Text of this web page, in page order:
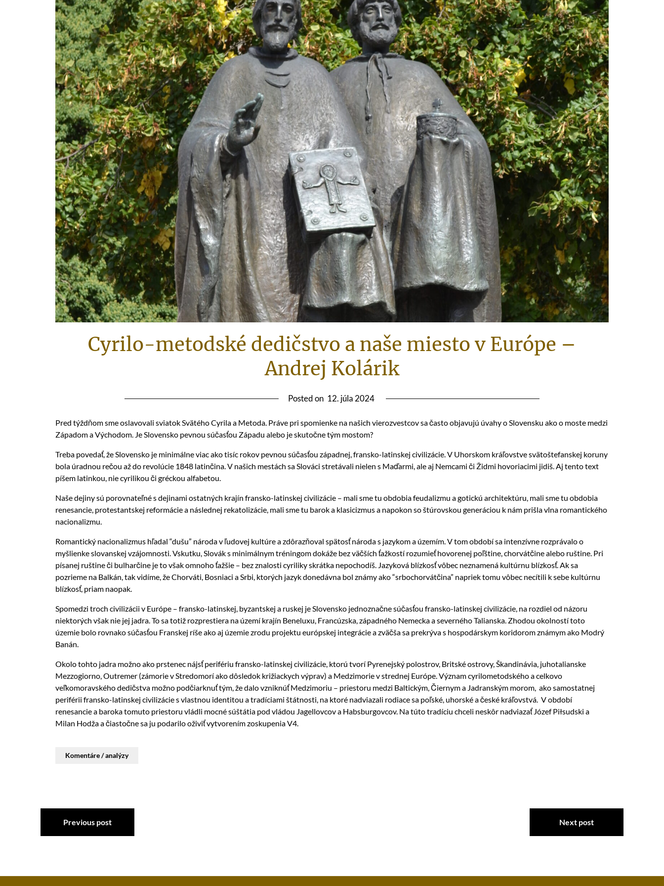
Cyrilo-metodské dedičstvo a naše miesto v Európe –
Andrej Kolárik
Posted on 12. júla 2024
Pred týždňom sme oslavovali sviatok Svätého Cyrila a Metoda. Práve pri spomienke na našich vierozvestcov sa často objavujú úvahy o Slovensku ako o moste medzi
Západom a Východom. Je Slovensko pevnou súčasťou Západu alebo je skutočne tým mostom?
Treba povedať, že Slovensko je minimálne viac ako tisíc rokov pevnou súčasťou západnej, fransko-latinskej civilizácie. V Uhorskom kráľovstve svätoštefanskej koruny
bola úradnou rečou až do revolúcie 1848 latinčina. V našich mestách sa Slováci stretávali nielen s Maďarmi, ale aj Nemcami či Židmi hovoriacimi jidiš. Aj tento text
píšem latinkou, nie cyrilikou či gréckou alfabetou.
Naše dejiny sú porovnateľné s dejinami ostatných krajín fransko-latinskej civilizácie – mali sme tu obdobia feudalizmu a gotickú architektúru, mali sme tu obdobia
renesancie, protestantskej reformácie a následnej rekatolizácie, mali sme tu barok a klasicizmus a napokon so štúrovskou generáciou k nám prišla vlna romantického
nacionalizmu.
Romantický nacionalizmus hľadal “dušu” národa v ľudovej kultúre a zdôrazňoval spätosť národa s jazykom a územím. V tom období sa intenzívne rozprávalo o
myšlienke slovanskej vzájomnosti. Vskutku, Slovák s minimálnym tréningom dokáže bez väčších ťažkostí rozumieť hovorenej poľštine, chorvátčine alebo ruštine. Pri
písanej ruštine či bulharčine je to však omnoho ťažšie – bez znalosti cyriliky skrátka nepochodíš. Jazyková blízkosť vôbec neznamená kultúrnu blízkosť. Ak sa
pozrieme na Balkán, tak vidíme, že Chorváti, Bosniaci a Srbi, ktorých jazyk donedávna bol známy ako “srbochorvátčina” napriek tomu vôbec necítili k sebe kultúrnu
blízkosť, priam naopak.
Spomedzi troch civilizácii v Európe – fransko-latinskej, byzantskej a ruskej je Slovensko jednoznačne súčasťou fransko-latinskej civilizácie, na rozdiel od názoru
niektorých však nie jej jadra. To sa totiž rozprestiera na území krajín Beneluxu, Francúzska, západného Nemecka a severného Talianska. Zhodou okolností toto
územie bolo rovnako súčasťou Franskej ríše ako aj územie zrodu projektu európskej integrácie a zväčša sa prekrýva s hospodárskym koridorom známym ako Modrý
Banán.
Okolo tohto jadra možno ako prstenec nájsťperifériu fransko-latinskej civilizácie, ktorú tvorí Pyrenejský polostrov, Britské ostrovy, Škandinávia, juhotalianske
Mezzogiorno, Outremer (zámorie v Stredomorí ako dôsledok križiackych výprav) a Medzimorie v strednej Európe. Význam cyrilometodského a celkovo
veľkomoravského dedičstva možno podčiarknuť tým, že dalo vzniknúť Medzimoriu – priestoru medzi Baltickým, Čiernym a Jadranským morom, ako samostatnej
periférii fransko-latinskej civilizácie s vlastnou identitou a tradíciami štátnosti, na ktoré nadviazali rodiace sa poľské, uhorské a české kráľovstvá. V období
renesancie a baroka tomuto priestoru vládli mocné súštátia pod vládou Jagellovcov a Habsburgovcov. Na túto tradíciu chceli neskôr nadviazať Józef Piłsudski a
Milan Hodža a čiastočne sa ju podarilo oživiť vytvorením zoskupenia V4.
Komentáre / analýzy
Previous post Next post